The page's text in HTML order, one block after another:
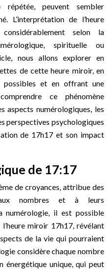
peuvent sembler
L’interprétation de l’heure
selon la
spirituelle ou
nous allons explorer en
de cette heure miroir, en
possibles et en offrant une
ce phénomène
aspects numérologiques, les
perspectives psychologiques
de 17h17 et son impact
de 17:17
de croyances, attribue des
aux nombres et à leurs
numérologie, il est possible
miroir 17h17, révélant
de la vie qui pourraient
considère chaque nombre
énergétique unique, qui peut